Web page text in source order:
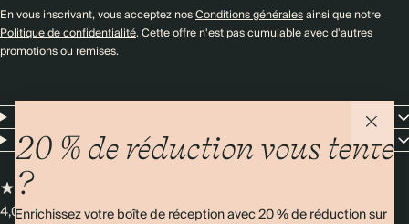
20 % de réduction vous tente
?
Enrichissez votre boîte de réception avec 20 % de réduction sur
En vous inscrivant, vous acceptez nosConditions généralesainsi que notre
Politique de confidentialité. Cette offre n'est pas cumulable avec d'autres
promotions ou remises.
Entreprise
4,00/5Plus de 11 000 avis